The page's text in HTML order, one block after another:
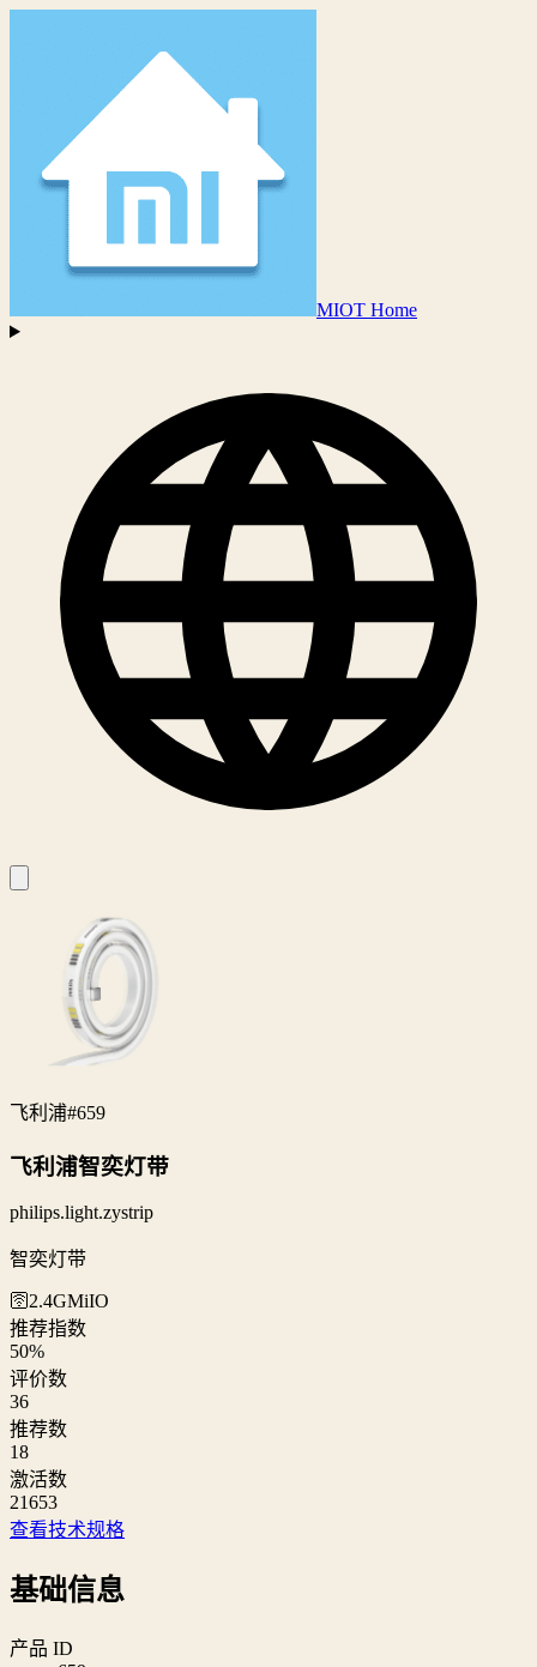
MIOT Home
飞利浦#659
飞利浦智奕灯带
philips.light.zystrip
智奕灯带
🛜2.4GMiIO
推荐指数
50%
评价数
36
推荐数
18
激活数
21653
查看技术规格
基础信息
产品 ID